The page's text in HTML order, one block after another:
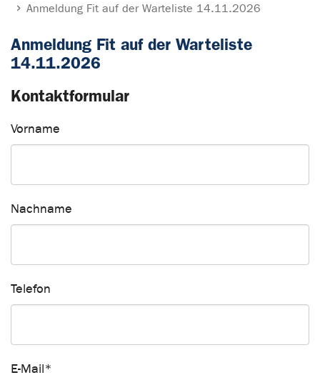
Anmeldung Fit auf der Warteliste 14.11.2026
Anmeldung Fit auf der Warteliste
14.11.2026
Kontaktformular
Vorname
Nachname
Telefon
E-Mail*